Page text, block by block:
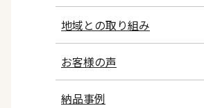
地域との取り組み
お客様の声
納品事例